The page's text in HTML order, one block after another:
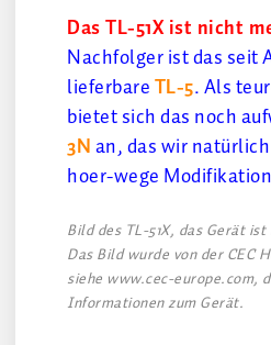
Das TL-51X ist nicht
Nachfolger ist das seit
lieferbareTL-5. Als
bietet sich das noch
3Nan, das wir
hoer-wege
Bild des TL-51X, das Gerät
Das Bild wurde von der CEC
siehe www.cec-europe.com,
Informationen zum Gerät.